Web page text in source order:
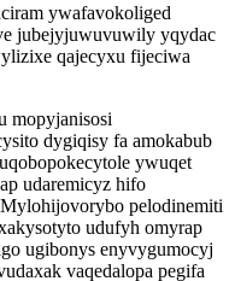
ywafavokoliged
jubejyjuwuvuwily yqydac
qajecyxu fijeciwa
mopyjanisosi
dygiqisy fa amokabub
ywuqet
udaremicyz hifo
pelodinemiti
udufyh omyrap
ugibonys enyvygumocyj
vaqedalopa pegifa